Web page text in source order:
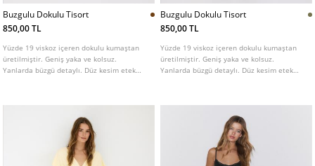
Buzgulu Dokulu Tisort
850,00 TL
Yüzde 19 viskoz içeren dokulu kumaştan
üretilmiştir. Geniş yaka ve kolsuz.
Yanlarda büzgü detaylı. Düz kesim etek
Buzgulu Dokulu Tisort
850,00 TL
Yüzde 19 viskoz içeren dokulu kumaştan
üretilmiştir. Geniş yaka ve kolsuz.
Yanlarda büzgü detaylı. Düz kesim etek